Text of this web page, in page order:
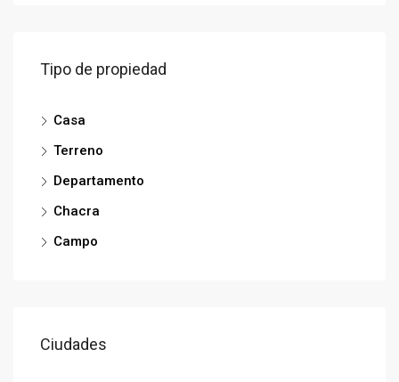
Tipo de propiedad
Casa
Terreno
Departamento
Chacra
Campo
Ciudades